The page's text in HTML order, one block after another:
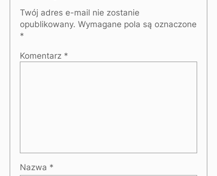
Twój adres e-mail nie zostanie
opublikowany. Wymagane pola są oznaczone
*
Komentarz *
Nazwa *